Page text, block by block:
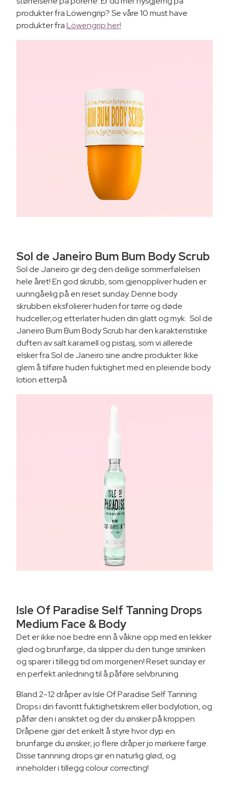
produkter fra Löwengrip? Se våre 10 must have
produkter fraLöwengrip her!
Sol de Janeiro Bum Bum Body Scrub
Sol de Janeiro gir deg den deilige sommerfølelsen
hele året! En god skrubb, som gjenoppliver huden er
uunngåelig på en reset sunday. Denne body
skrubben eksfolierer huden for tørre og døde
hudceller,og etterlater huden din glatt og myk. Sol de
Janeiro Bum Bum Body Scrub har den karakteristiske
duften av salt karamell og pistasj, som vi allerede
elsker fra Sol de Janeiro sine andre produkter. Ikke
glem å tilføre huden fuktighet med en pleiende body
lotion etterpå.
Isle Of Paradise Self Tanning Drops
Medium Face & Body
Det er ikke noe bedre enn å våkne opp med en lekker
glød og brunfarge, da slipper du den tunge sminken
og sparer i tillegg tid om morgenen! Reset sunday er
en perfekt anledning til å påføre selvbruning.
Bland 2-12 dråper av Isle Of Paradise Self Tanning
Drops i din favoritt fuktighetskrem eller bodylotion, og
påfør den i ansiktet og der du ønsker på kroppen.
Dråpene gjør det enkelt å styre hvor dyp en
brunfarge du ønsker, jo flere dråper jo mørkere farge.
Disse tannning drops gir en naturlig glød, og
inneholder i tillegg colour correcting!